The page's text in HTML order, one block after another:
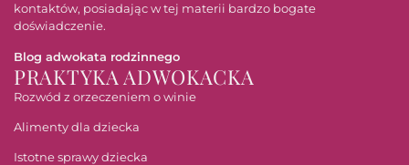
kontaktów, posiadając w tej materii bardzo bogate
doświadczenie.
Blog adwokata rodzinnego
PRAKTYKA ADWOKACKA
Rozwód z orzeczeniem o winie
Alimenty dla dziecka
Istotne sprawy dziecka